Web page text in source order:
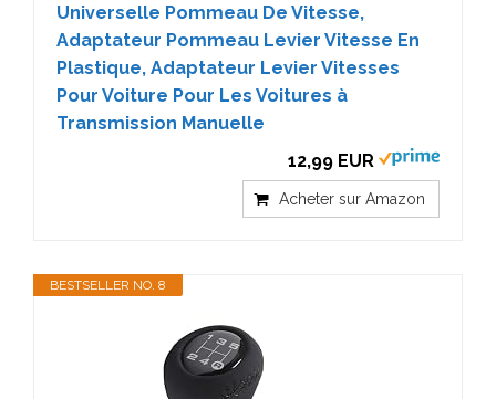
Universelle Pommeau De Vitesse,
Adaptateur Pommeau Levier Vitesse En
Plastique, Adaptateur Levier Vitesses
Pour Voiture Pour Les Voitures à
Transmission Manuelle
12,99 EUR
Acheter sur Amazon
BESTSELLER NO. 8